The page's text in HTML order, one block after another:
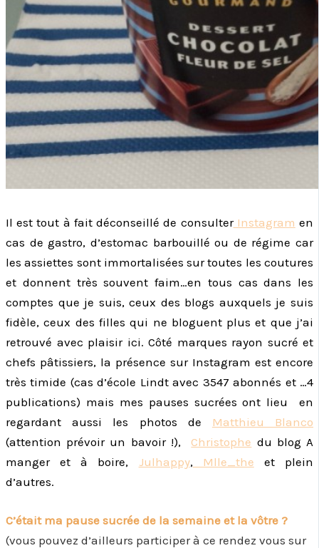
Il est tout à fait déconseillé de consulterInstagram en
cas de gastro, d’estomac barbouillé ou de régime car
les assiettes sont immortalisées sur toutes les coutures
et donnent très souvent faim…en tous cas dans les
comptes que je suis, ceux des blogs auxquels je suis
fidèle, ceux des filles qui ne bloguent plus et que j’ai
retrouvé avec plaisir ici. Côté marques rayon sucré et
chefs pâtissiers, la présence sur Instagram est encore
très timide (cas d’école Lindt avec 3547 abonnés et …4
publications) mais mes pauses sucrées ont lieu en
regardant aussi les photos de Matthieu Blanco
(attention prévoir un bavoir !), Christophe du blog A
manger et à boire, Julhappy, Mlle_the et plein
d’autres.
C’était ma pause sucrée de la semaine et la vôtre ?
(vous pouvez d’ailleurs participer à ce rendez vous sur